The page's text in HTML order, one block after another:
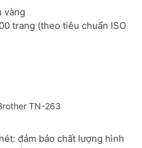
vàng
trang (theo tiêu chuẩn ISO
TN-263
đảm bảo chất lượng hình